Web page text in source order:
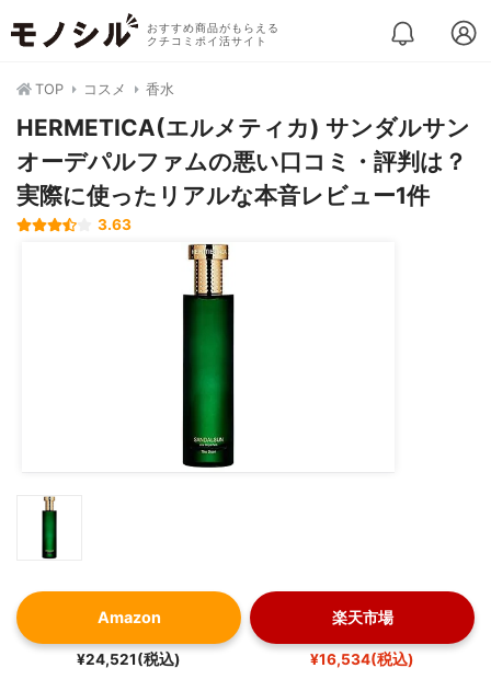
おすすめ商品がもらえる
クチコミポイ活サイト
TOP コスメ 香水
HERMETICA(エルメティカ) サンダルサン
オーデパルファムの悪い口コミ・評判は？
実際に使ったリアルな本音レビュー1件
3.63
Amazon
¥24,521(税込)
楽天市場
¥16,534(税込)